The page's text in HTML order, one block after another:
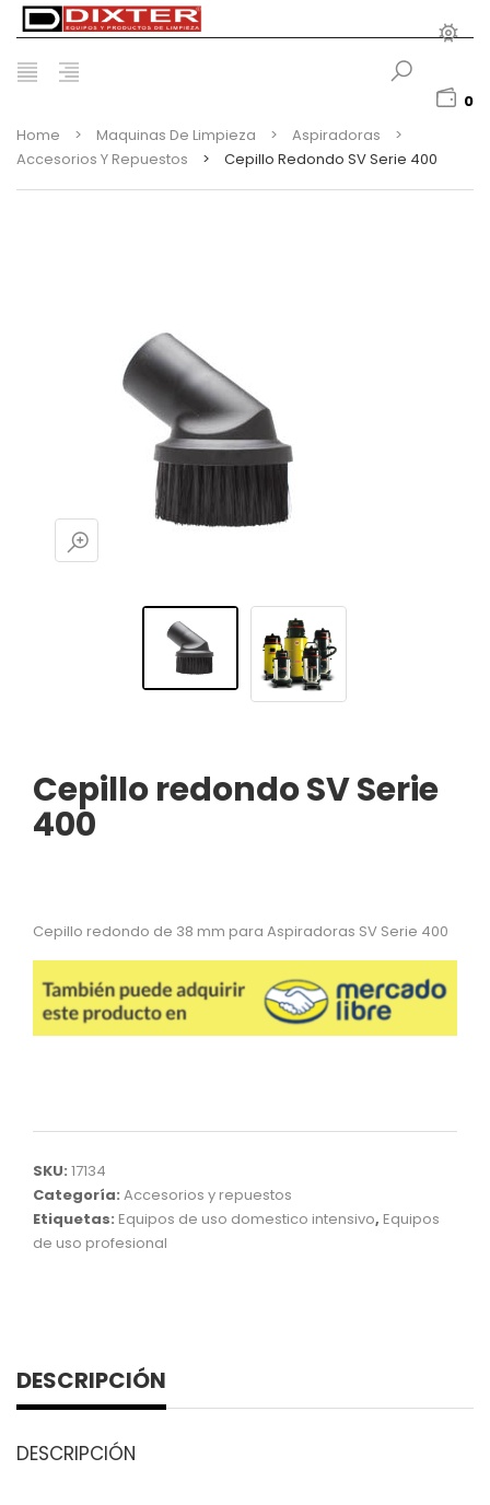
0
Home
> Maquinas De Limpieza > Aspiradoras
>
Accesorios Y Repuestos
> Cepillo Redondo SV Serie 400
Cepillo redondo SV Serie
400
Cepillo redondo de 38 mm para Aspiradoras SV Serie 400
SKU: 17134
Categoría: Accesorios y repuestos
Etiquetas: Equipos de uso domestico intensivo, Equipos
de uso profesional
DESCRIPCIÓN
DESCRIPCIÓN